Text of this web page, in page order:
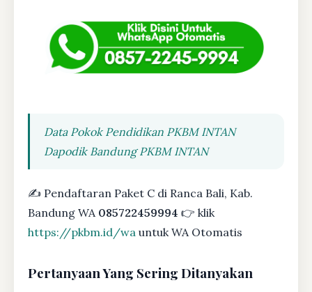
Data Pokok Pendidikan PKBM INTAN
Dapodik Bandung PKBM INTAN
✍ Pendaftaran Paket C di Ranca Bali, Kab.
Bandung WA 085722459994 👉 klik
https://pkbm.id/wa untuk WA Otomatis
Pertanyaan Yang Sering Ditanyakan